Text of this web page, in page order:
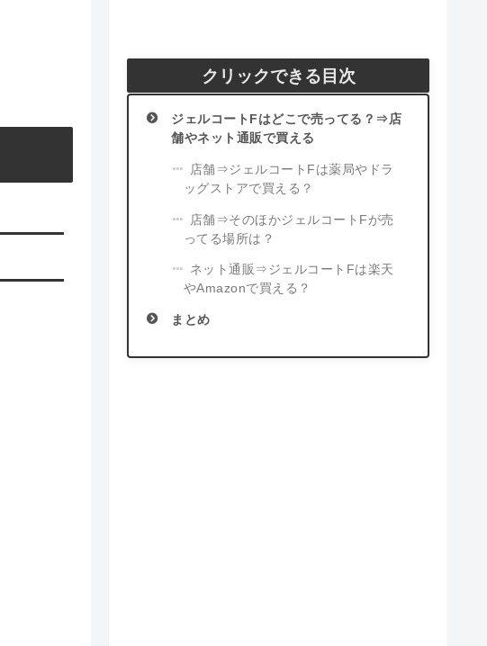
クリックできる目次
ジェルコートFはどこで売ってる？⇒店
舗やネット通販で買える
店舗⇒ジェルコートFは薬局やドラ
ッグストアで買える？
店舗⇒そのほかジェルコートFが売
ってる場所は？
ネット通販⇒ジェルコートFは楽天
やAmazonで買える？
まとめ